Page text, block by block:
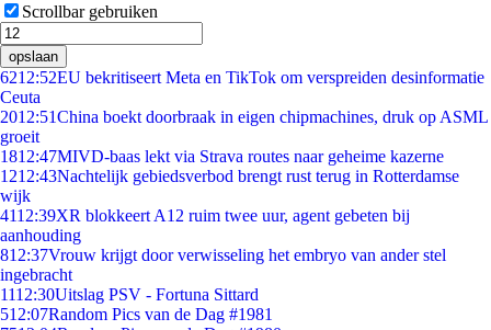
Scrollbar gebruiken
opslaan
6212:52EU bekritiseert Meta en TikTok om verspreiden desinformatie
Ceuta
2012:51China boekt doorbraak in eigen chipmachines, druk op ASML
groeit
1812:47MIVD-baas lekt via Strava routes naar geheime kazerne
1212:43Nachtelijk gebiedsverbod brengt rust terug in Rotterdamse
wijk
4112:39XR blokkeert A12 ruim twee uur, agent gebeten bij
aanhouding
812:37Vrouw krijgt door verwisseling het embryo van ander stel
ingebracht
1112:30Uitslag PSV - Fortuna Sittard
512:07Random Pics van de Dag #1981